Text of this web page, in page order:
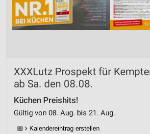
XXXLutz Prospekt für
ab Sa. den 08.08.
Küchen Preishits!
Gültig von 08. Aug. bis 21. Aug.
📅 Kalendereintrag erstellen